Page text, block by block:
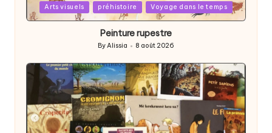
Posted
in
Arts visuels préhistoire Voyage dans le temps
Peinture rupestre
Posted
by
ByAlissia 8 août 2026